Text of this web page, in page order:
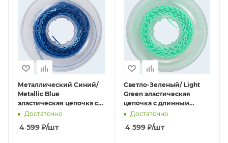
Металлический Синий/
Metallic Blue
эластическая цепочка с
длинным шагом (4,572 м)
Достаточно
4 599 ₽/шт
Светло-Зеленый/ Light
Green эластическая
цепочка с длинным
шагом (4,572 м)
Достаточно
4 599₽/шт